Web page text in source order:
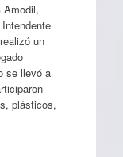
Amodil,
un
se llevó a
plásticos,